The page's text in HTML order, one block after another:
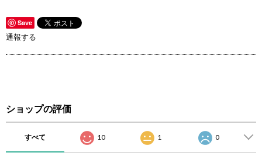
Save
通報する
ショップの評価
すべて 10 1 0